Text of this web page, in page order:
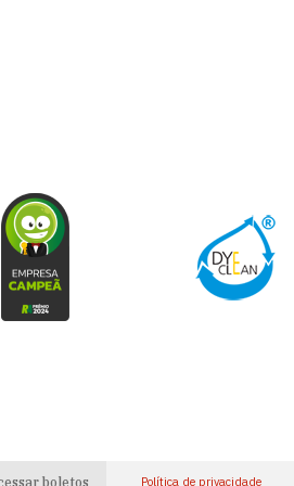
boletos Política de privacidade